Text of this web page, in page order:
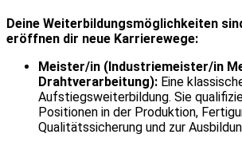
Deine Weiterbildungsmöglichkeiten
eröffnen dir neue Karrierewege:
Meister/in (Industriemeister/in
Drahtverarbeitung): Eine
Aufstiegsweiterbildung. Sie
Positionen in der Produktion,
Qualitätssicherung und zur